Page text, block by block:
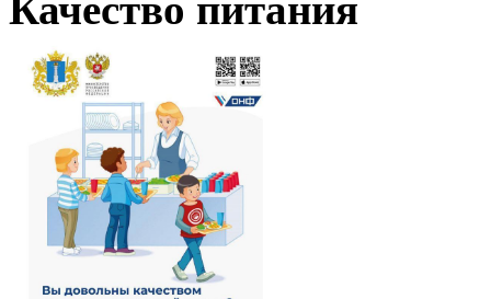
Качество питания